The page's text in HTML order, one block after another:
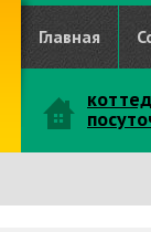
Главная